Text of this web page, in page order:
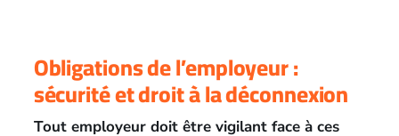
Obligations de l’employeur :
sécurité et droit à la déconnexion
Tout employeur doit être vigilant face à ces